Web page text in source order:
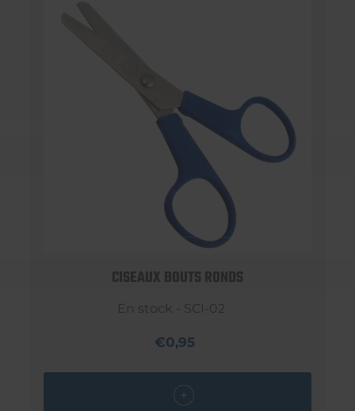
CISEAUX BOUTS RONDS
En stock - SCI-02
€0,95